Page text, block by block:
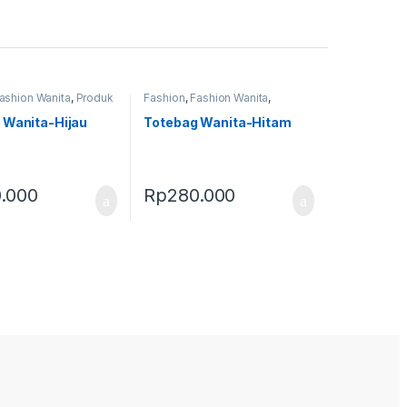
Wanita, Produk
Hijau
Fashion, Fashion Wanita,
Perlengkapan Adat
Produk
Terbaru,Tas
Totebag Wanita-Hitam
Rp280.000